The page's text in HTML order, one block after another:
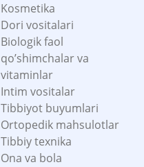
Kosmetika
Dori vositalari
Biologik faol
qo’shimchalar va
vitaminlar
Intim vositalar
Tibbiyot buyumlari
Ortopedik mahsulotlar
Tibbiy texnika
Ona va bola